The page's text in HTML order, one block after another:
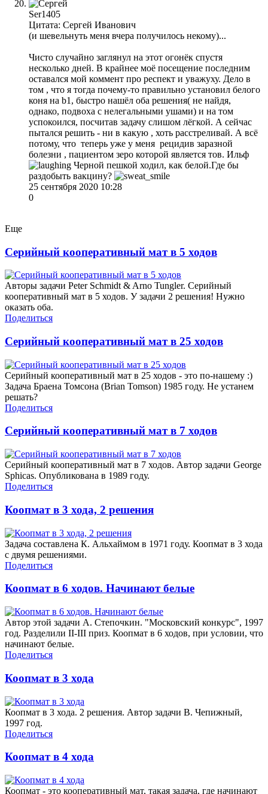
Ser1405
Цитата: Сергей Иванович
(и шевельнуть меня вчера получилось некому)...
Чисто случайно заглянул на этот огонёк спустя
несколько дней. В крайнее моё посещение последним
оставался мой коммент про респект и уважуху. Дело в
том , что я тогда почему-то правильно установил белого
коня на b1, быстро нашёл оба решения( не найдя,
однако, подвоха с нелегальными ушами) и на том
успокоился, посчитав задачу слишом лёгкой. А сейчас
пытался решить - ни в какую , хоть расстреливай. А всё
потому, что теперь уже у меня рецидив заразной
болезни , пациентом зеро которой является тов. Ильф
Черной пешкой ходил, как белой.Где бы
раздобыть вакцину?
25 сентября 2020 10:28
0
Еще
Серийный кооперативный мат в 5 ходов
Авторы задачи Peter Schmidt & Arno Tungler. Серийный
кооперативный мат в 5 ходов. У задачи 2 решения! Нужно
оказать оба.
Поделиться
Серийный кооперативный мат в 25 ходов
Серийный кооперативный мат в 25 ходов - это по-нашему :)
Задача Браена Томсона (Brian Tomson) 1985 году. Не устанем
решать?
Поделиться
Серийный кооперативный мат в 7 ходов
Серийный кооперативный мат в 7 ходов. Автор задачи George
Sphicas. Опубликована в 1989 году.
Поделиться
Коопмат в 3 хода, 2 решения
Задача составлена К. Альхаймом в 1971 году. Коопмат в 3 хода
с двумя решениями.
Поделиться
Коопмат в 6 ходов. Начинают белые
Автор этой задачи А. Степочкин. "Московский конкурс", 1997
год. Разделили II-III приз. Коопмат в 6 ходов, при условии, что
начинают белые.
Поделиться
Коопмат в 3 хода
Коопмат в 3 хода. 2 решения. Автор задачи В. Чепижный,
1997 год.
Поделиться
Коопмат в 4 хода
Коопмат - это кооперативный мат, такая задача, где начинают